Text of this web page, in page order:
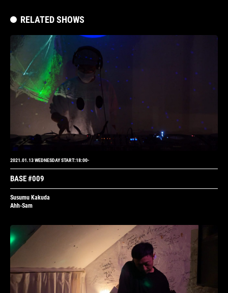
RELATED SHOWS
2021.01.13 WEDNESDAY START:18:00-
BASE #009
Susumu Kakuda
Ahh-Sam